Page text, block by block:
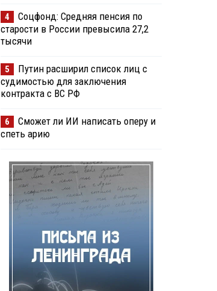
4
Соцфонд: Средняя пенсия по
старости в России превысила 27,2
тысячи
5
Путин расширил список лиц с
судимостью для заключения
контракта с ВС РФ
6
Сможет ли ИИ написать оперу и
спеть арию